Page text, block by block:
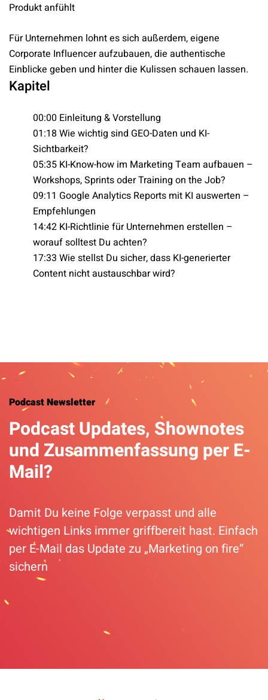
Produkt anfühlt
Für Unternehmen lohnt es sich außerdem, eigene
Corporate Influencer aufzubauen, die authentische
Einblicke geben und hinter die Kulissen schauen lassen.
Kapitel
00:00 Einleitung & Vorstellung
01:18 Wie wichtig sind GEO-Daten und KI-
Sichtbarkeit?
05:35 KI-Know-how im Marketing Team aufbauen –
Workshops, Sprints oder Training on the Job?
09:11 Google Analytics Reports mit KI auswerten –
Empfehlungen
14:42 KI-Richtlinie für Unternehmen erstellen –
worauf solltest Du achten?
17:33 Wie stellst Du sicher, dass KI-generierter
Content nicht austauschbar wird?
Podcast Newsletter
Podcast Updates, Shownotes
und Zusammenfassung per E-
Mail?
Damit Du keine Folge verpasst und alle
wichtigen Links immer griffbereit hast. Einfach
per E-Mail das Update zu „Marketing on fire“
sichern